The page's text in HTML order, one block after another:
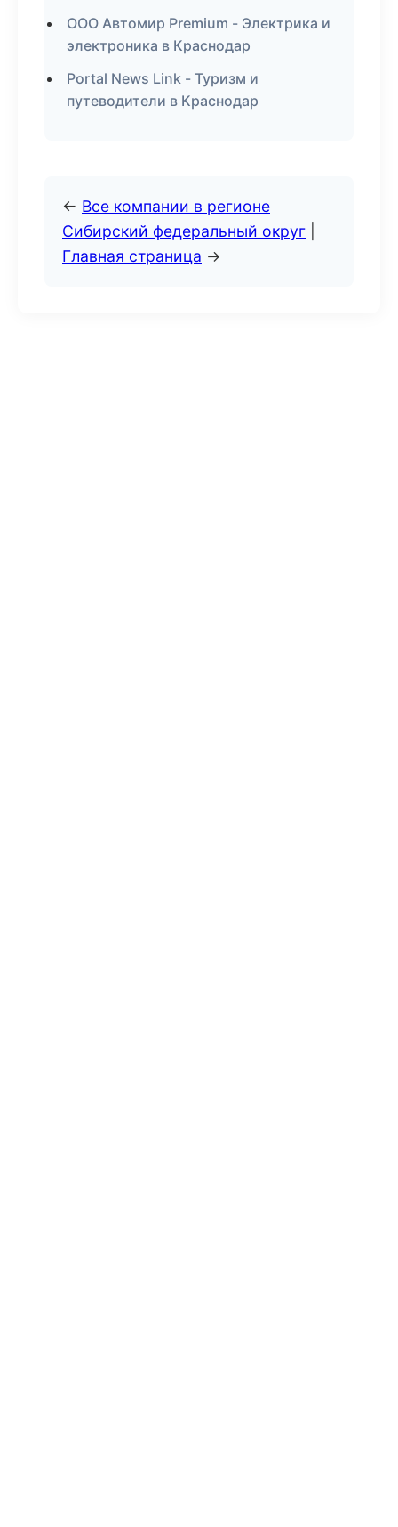
ООО Автомир Premium - Электрика и
электроника в Краснодар
Portal News Link - Туризм и
путеводители в Краснодар
← Все компании в регионе
Сибирский федеральный округ
Главная страница →